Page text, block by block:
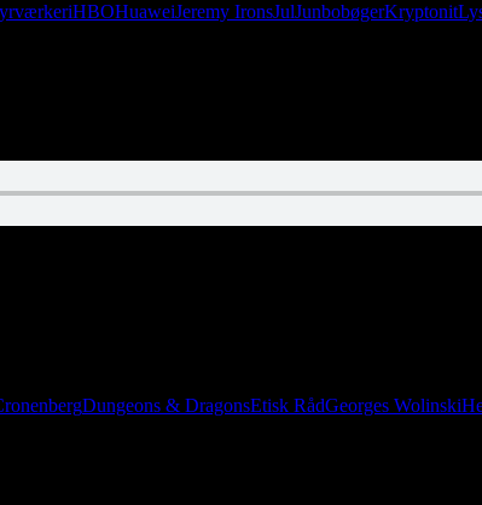
HBOHuaweiJeremy IronsJulJunbobøgerKryptonit
Dungeons & DragonsEtisk RådGeorges Wolinski